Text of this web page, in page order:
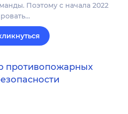
Поэтому с начала 2022
противопожарных